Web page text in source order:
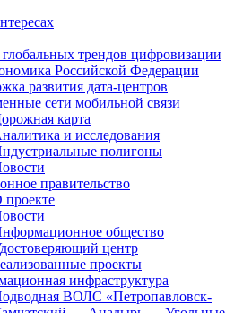
трендов цифровизации
Российской Федерации
развития дата-центров
сети мобильной связи
карта
и исследования
полигоны
правительство
проекте
общество
центр
проекты
инфраструктура
ВОЛС «Петропавловск-